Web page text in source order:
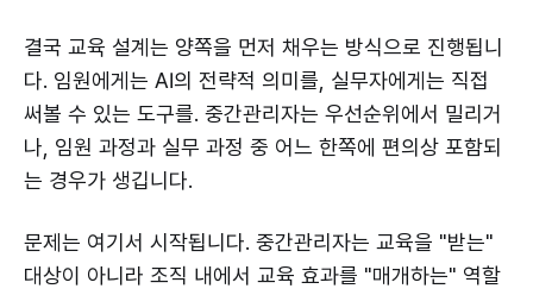
결국 교육 설계는 양쪽을 먼저 채우는 방식으로 진행됩니
다. 임원에게는 AI의 전략적 의미를, 실무자에게는 직접
써볼 수 있는 도구를. 중간관리자는 우선순위에서 밀리거
나, 임원 과정과 실무 과정 중 어느 한쪽에 편의상 포함되
는 경우가 생깁니다.
문제는 여기서 시작됩니다. 중간관리자는 교육을 "받는"
대상이 아니라 조직 내에서 교육 효과를 "매개하는" 역할